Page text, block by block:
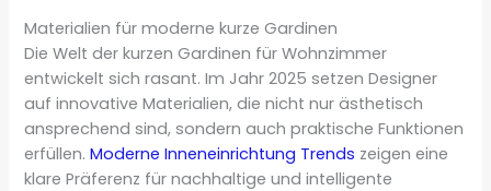
Materialien für moderne kurze Gardinen
Die Welt der kurzen Gardinen für Wohnzimmer
entwickelt sich rasant. Im Jahr 2025 setzen Designer
auf innovative Materialien, die nicht nur ästhetisch
ansprechend sind, sondern auch praktische Funktionen
erfüllen.Moderne Inneneinrichtung Trends zeigen eine
klare Präferenz für nachhaltige und intelligente